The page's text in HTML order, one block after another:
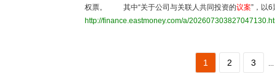
权票。 其中“关于公司与关联人共同投资的议案”，以
http://finance.eastmoney.com/a/
1 2 3 ...